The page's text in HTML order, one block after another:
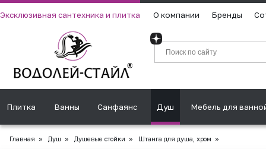
Эксклюзивная сантехника и плитка О компании Бренды
Плитка Ванны Санфаянс Душ Мебель для
Главная » Душ » Душевые стойки » Штанга для душа, хром »